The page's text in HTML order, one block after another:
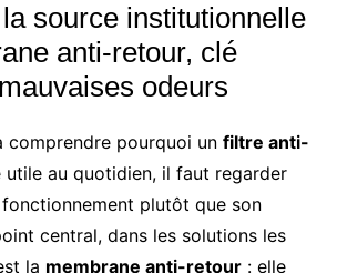
source institutionnelle
anti-retour, clé
odeurs
comprendre pourquoi un filtre anti-
au quotidien, il faut regarder
plutôt que son
central, dans les solutions les
la membrane anti-retour: elle